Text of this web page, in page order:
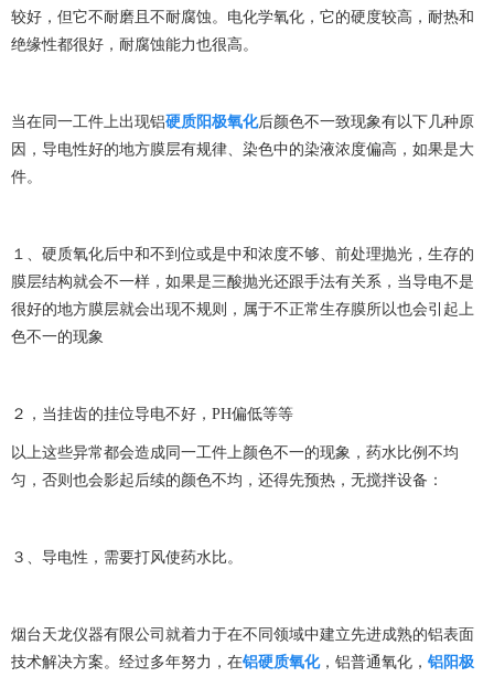
较好，但它不耐磨且不耐腐蚀。电化学氧化，它的硬度较高，耐热和
绝缘性都很好，耐腐蚀能力也很高。
当在同一工件上出现铝硬质阳极氧化后颜色不一致现象有以下几种原
因，导电性好的地方膜层有规律、染色中的染液浓度偏高，如果是大
件。
１、硬质氧化后中和不到位或是中和浓度不够、前处理抛光，生存的
膜层结构就会不一样，如果是三酸抛光还跟手法有关系，当导电不是
很好的地方膜层就会出现不规则，属于不正常生存膜所以也会引起上
色不一的现象
２，当挂齿的挂位导电不好，PH偏低等等
以上这些异常都会造成同一工件上颜色不一的现象，药水比例不均
匀，否则也会影起后续的颜色不均，还得先预热，无搅拌设备：
３、导电性，需要打风使药水比。
烟台天龙仪器有限公司就着力于在不同领域中建立先进成熟的铝表面
技术解决方案。经过多年努力，在铝硬质氧化，铝普通氧化， 铝阳极